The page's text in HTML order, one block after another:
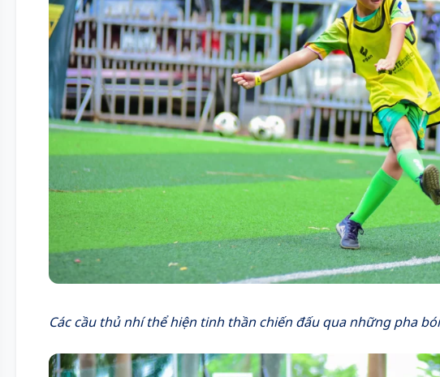
Các cầu thủ nhí thể hiện tinh thần chiến đấu qua những pha